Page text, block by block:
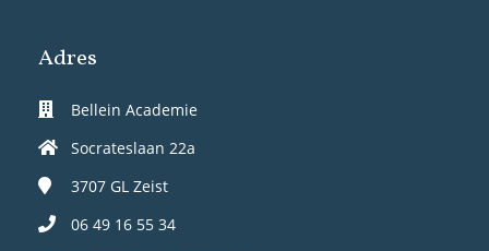
Adres
Bellein Academie
Socrateslaan 22a
3707 GL Zeist
06 49 16 55 34